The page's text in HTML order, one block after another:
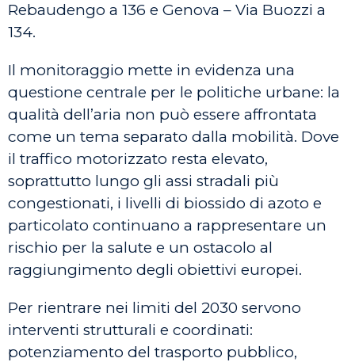
Rebaudengo a 136 e Genova – Via Buozzi a
134.
Il monitoraggio mette in evidenza una
questione centrale per le politiche urbane: la
qualità dell’aria non può essere affrontata
come un tema separato dalla mobilità. Dove
il traffico motorizzato resta elevato,
soprattutto lungo gli assi stradali più
congestionati, i livelli di biossido di azoto e
particolato continuano a rappresentare un
rischio per la salute e un ostacolo al
raggiungimento degli obiettivi europei.
Per rientrare nei limiti del 2030 servono
interventi strutturali e coordinati:
potenziamento del trasporto pubblico,